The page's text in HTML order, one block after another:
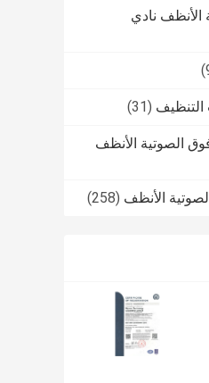
الأنظف نادي
التنظيف (31)
الصوتية الأنظف
الأنظف (258)